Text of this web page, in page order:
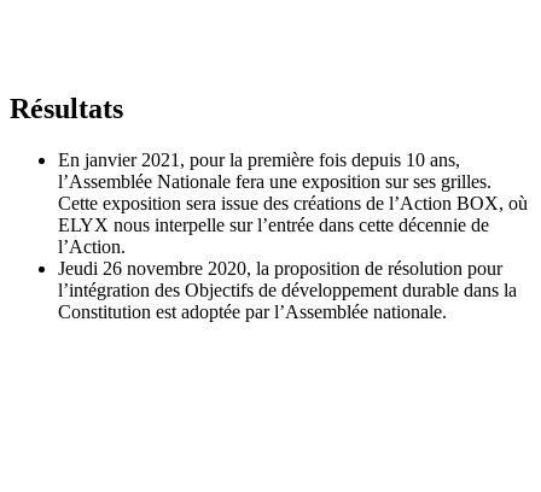
Résultats
En janvier 2021, pour la première fois depuis 10 ans,
l’Assemblée Nationale fera une exposition sur ses grilles.
Cette exposition sera issue des créations de l’Action BOX, où
ELYX nous interpelle sur l’entrée dans cette décennie de
l’Action.
Jeudi 26 novembre 2020, la proposition de résolution pour
l’intégration des Objectifs de développement durable dans la
Constitution est adoptée par l’Assemblée nationale.